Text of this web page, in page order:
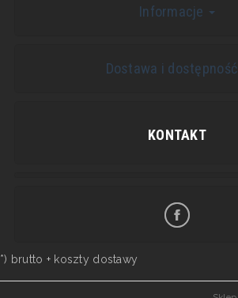
Informacje
Dostawa i dostępność
KONTAKT
*) brutto + koszty dostawy